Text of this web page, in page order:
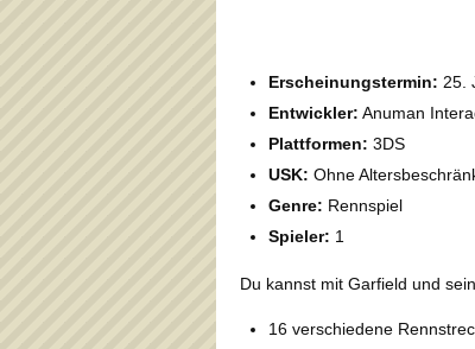
Erscheinungstermin: 25.
Entwickler: Anuman
Plattformen: 3DS
USK: Ohne
Genre: Rennspiel
Spieler: 1
Du kannst mit Garfield und
16 verschiedene